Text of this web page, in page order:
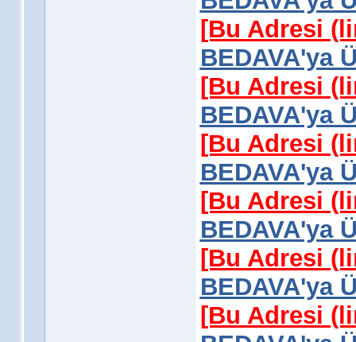
[Bu Adresi
BEDAVA'ya
[Bu Adresi
BEDAVA'ya
[Bu Adresi
BEDAVA'ya
[Bu Adresi
BEDAVA'ya
[Bu Adresi
BEDAVA'ya
[Bu Adresi